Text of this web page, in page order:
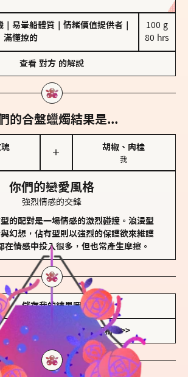
易暈船體質 情緒價值提供者
滿懂撩的
100 g
80 hrs
查看 對方 的解說
的合盤蠟燭結果是...
＋
胡椒、肉桂
我
你們的戀愛風格
強烈情感的交鋒
的配對是一場情感的激烈碰撞。浪漫型
幻想，佔有型則以強烈的保護欲來維護
在情感中投入很多，但也常產生摩擦。
儲存我的結果圖
查看香氛類型全解析 >>>